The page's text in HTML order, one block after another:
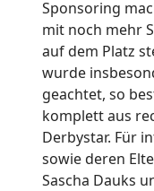
Sponsoring
mit noch mehr
auf dem Platz
wurde
geachtet, so
komplett aus
Derbystar. Für
sowie deren
Sascha Dauks